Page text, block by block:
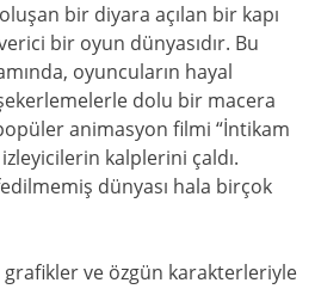
bir diyara açılan bir kapı
bir oyun dünyasıdır. Bu
oyuncuların hayal
dolu bir macera
animasyon filmi “İntikam
izleyicilerin kalplerini çaldı.
dünyası hala birçok
ve özgün karakterleriyle